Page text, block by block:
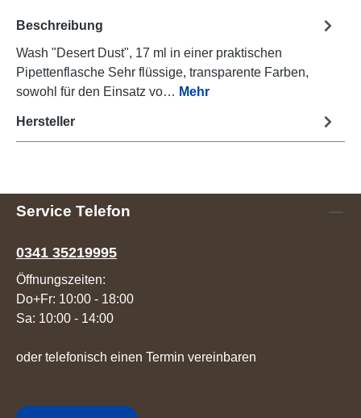
Beschreibung
Wash "Desert Dust", 17 ml in einer praktischen
Pipettenflasche Sehr flüssige, transparente Farben,
sowohl für den Einsatz vo… Mehr
Hersteller
Service Telefon
0341 35219995
Öffnungszeiten:
Do+Fr: 10:00 - 18:00
Sa: 10:00 - 14:00
oder telefonisch einen Termin vereinbaren